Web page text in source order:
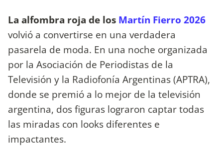
La alfombra roja de los Martín Fierro 2026
volvió a convertirse en una verdadera
pasarela de moda. En una noche organizada
por la Asociación de Periodistas de la
Televisión y la Radiofonía Argentinas (APTRA),
donde se premió a lo mejor de la televisión
argentina, dos figuras lograron captar todas
las miradas con looks diferentes e
impactantes.